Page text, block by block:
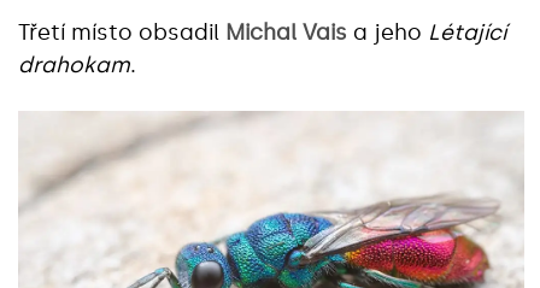
Třetí místo obsadil Michal Vais a jeho Létající
drahokam.